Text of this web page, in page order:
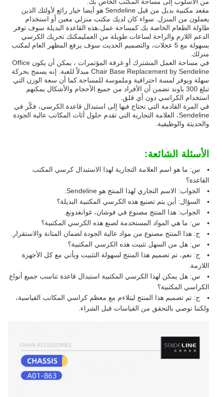
مقعد مكتبية بديل من قبل Sendeline هو أيضا خيار رائع لأولئك الذين
يعملون من المنزل. سواء كان لديك مكتب منزلي معين أو استخدام
طاولة الطعام الخاصة بك كمساحة عمل،هذه القاعدة البديلة سوف توفر
الدعم اللازم والراحة لساعات طويلة من العمليمكنك تحريك الكرسي
بسهولة مع 5 عجلات، والتصميم الحديث سوف يرفع المظهر العام لمكتب
منزلك.
في مساحة العمل المشترك أو غرفة المؤتمرات ، يمكن أن يكون Office
Chair Base Replacement by Sendeline مبدلاً للعبة. إنه يسمح بحركة
سهلة ويوفر لمسة احترافية وملموسة للمساحة.كما أن سعة الوزن التي
تبلغ 300 باوند تضمن أن الأفراد من جميع الأحجام والأشكال يمكنهم
استخدام الكراسي دون أي قلق.
في المرة القادمة التي تحتاج فيها إلى استبدال قاعدة الكرسي، فكّر في
Sendeline، العلامة التجارية التي تقدم حلول أثاث المكاتب عالية الجودة
والحديثة والوظيفية.
الأسئلة الشائعة:
س: ما هو اسم العلامة التجارية لهذا الاستبدال كرسي المكتب
القاعدة؟
الجواب: الاسم التجاري لهذا المنتج هو Sendeline.
السؤال: أين يتم تصنيع هذه الكرسي المكتبية البديلة؟
الجواب: هذا المنتج مصنوع في فوشان، غوانغدونغ.
س: ما هي المواد المستخدمة لصنع هذه الكرسي المكتبية؟
ج: هذا المنتج مصنوع من مواد عالية الجودة لضمان المتانة والاستقرار.
س: هل من السهل تثبيت هذه الكرسي المكتبية؟
ج: نعم، تم تصميم هذا المنتج لسهولة التثبيت ويأتي مع كل الأجهزة
اللازمة.
س: هل يمكن لهذا الكرسي المكتبية استبدال قاعدة تناسب جميع أنواع
الكراسي المكتبية؟
ج: تم تصميم هذا المنتج ليتلاءم مع معظم كراسي المكاتب القياسية،
ولكننا نوصي بالتحقق من القياسات قبل الشراء.